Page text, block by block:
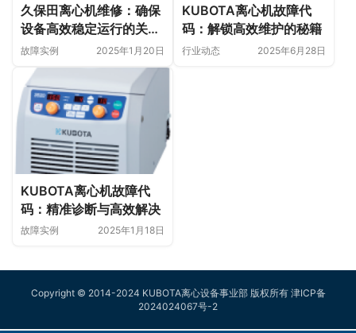
久保田离心机维修：确保
设备高效稳定运行的关键
步骤
故障实例 2025年1月20日
KUBOTA离心机故障代
码：解锁高效维护的秘籍
行业动态 2025年6月28日
KUBOTA离心机故障代
码：精准诊断与高效解决
故障实例 2025年1月18日
Copyright © 2014-2024 KUBOTA离心设备事业部 版权所有 津ICP备
2024024067号-2